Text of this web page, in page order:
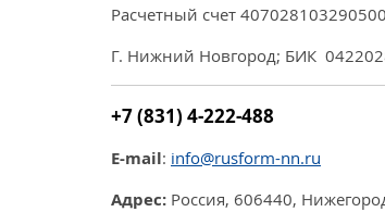
Расчетный счет
Г. Нижний Новгород; БИК
+7 (831) 4-222-488
E-mail: info@rusform-nn.ru
Адрес: Россия, 606440,